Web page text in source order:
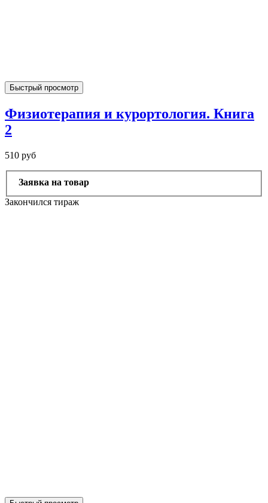
Быстрый просмотр
Физиотерапия и курортология. Книга
2
510 руб
Заявка на товар
Закончился тираж